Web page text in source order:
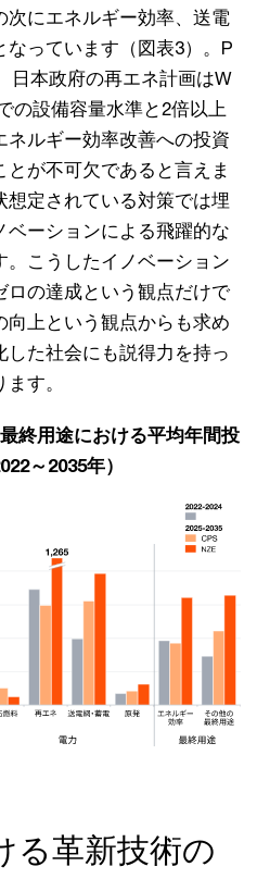
次にエネルギー効率、送電
っています（図表3）。P
日本政府の再エネ計画はW
の設備容量水準と2倍以上
ルギー効率改善への投資
が不可欠であると言えま
定されている対策では埋
ベーションによる飛躍的な
こうしたイノベーション
の達成という観点だけで
上という観点からも求め
した社会にも説得力を持っ
す。
終用途における平均年間投
～2035年）
る革新技術の